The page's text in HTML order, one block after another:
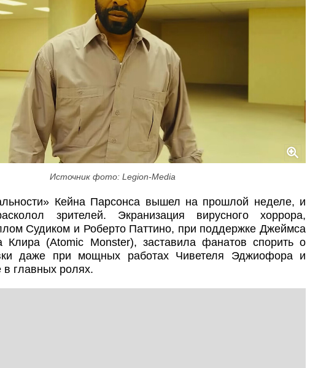
Источник фото: Legion-Media
Кейна Парсонса вышел на прошлой неделе, и
зрителей. Экранизация вирусного хоррора,
Судиком и Роберто Паттино, при поддержке Джеймса
(Atomic Monster), заставила фанатов спорить о
даже при мощных работах Чиветеля Эджиофора и
в главных ролях.